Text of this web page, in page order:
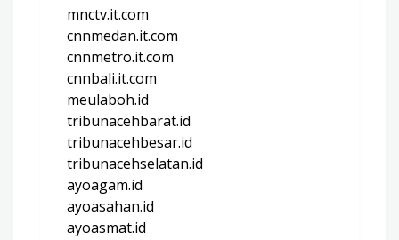
mnctv.it.com
cnnmedan.it.com
cnnmetro.it.com
cnnbali.it.com
meulaboh.id
tribunacehbarat.id
tribunacehbesar.id
tribunacehselatan.id
ayoagam.id
ayoasahan.id
ayoasmat.id